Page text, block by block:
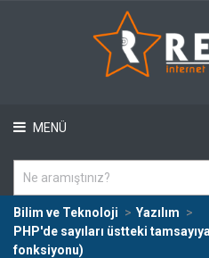
MENÜ
Bilim ve Teknoloji
Yazılım
PHP'de sayıları üstteki
fonksiyonu)